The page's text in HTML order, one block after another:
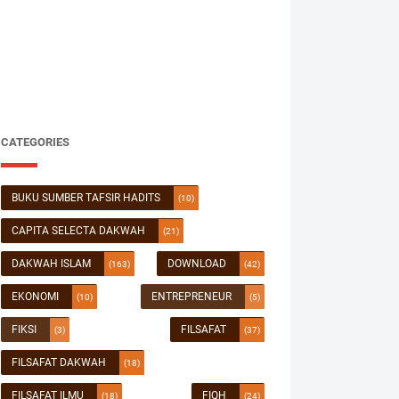
CATEGORIES
BUKU SUMBER TAFSIR HADITS (10)
CAPITA SELECTA DAKWAH (21)
DAKWAH ISLAM (163) DOWNLOAD (42)
EKONOMI (10) ENTREPRENEUR (5)
FIKSI (3) FILSAFAT (37)
FILSAFAT DAKWAH (18)
FILSAFAT ILMU (18) FIQH (24)